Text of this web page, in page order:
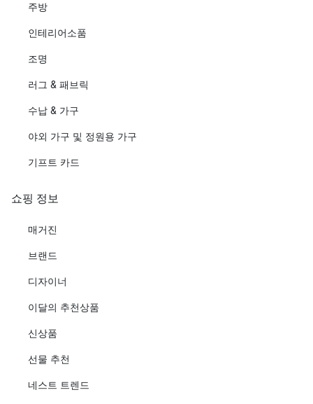
주방
인테리어소품
조명
러그 & 패브릭
수납 & 가구
야외 가구 및 정원용 가구
기프트 카드
쇼핑 정보
매거진
브랜드
디자이너
이달의 추천상품
신상품
선물 추천
네스트 트렌드